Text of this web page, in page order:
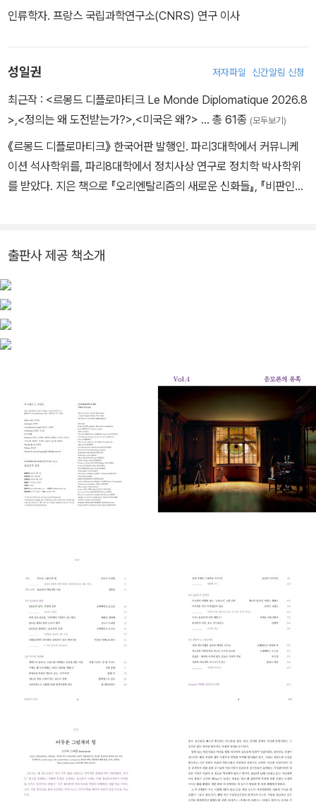
인류학자. 프랑스 국립과학연구소(CNRS) 연구 이사
성일권 저자파일 신간알림 신청
최근작 : <르몽드 디플로마티크 Le Monde Diplomatique 2026.8
> <정의는 왜 도전받는가?> <미국은 왜?> … 총 61종 (모두보기)
《르몽드 디플로마티크》 한국어판 발행인. 파리3대학에서 커뮤니케
이션 석사학위를, 파리8대학에서 정치사상 연구로 정치학 박사학위
를 받았다. 지은 책으로 『오리엔탈리즘의 새로운 신화들』, 『비판인문
출판사 제공 책소개